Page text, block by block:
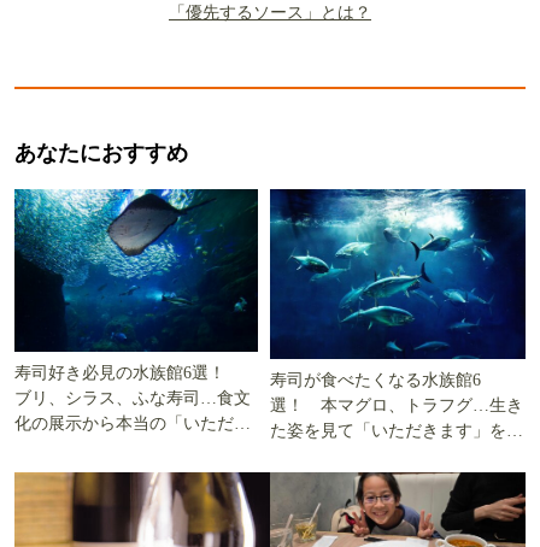
「優先するソース」とは？
あなたにおすすめ
寿司好き必見の水族館6選！
ブリ、シラス、ふな寿司…食文
化の展示から本当の「いただき
寿司が食べたくなる水族館6
選！ 本マグロ、トラフグ…生き
た姿を見て「いただきます」を考